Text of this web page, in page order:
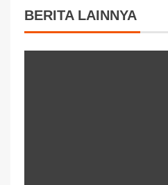
BERITA LAINNYA